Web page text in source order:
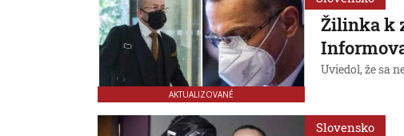
AKTUALIZOVANÉ
Žilinka k
Uviedol, že sa
Slovensko